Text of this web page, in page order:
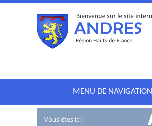
MENU DE NAVIGATION
Vous êtes ici :